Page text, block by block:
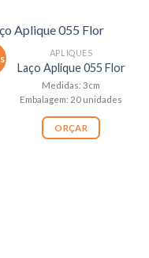
APLIQUES
Laço Aplique 055 Flor
Medidas: 3cm
Embalagem: 20 unidades
ORÇAR